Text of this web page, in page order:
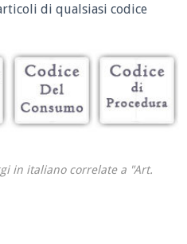
di qualsiasi codice
in italiano correlate a "Art.